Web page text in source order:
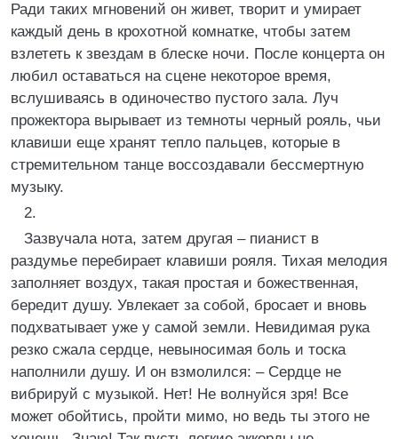
Ради таких мгновений он живет, творит и умирает
каждый день в крохотной комнатке, чтобы затем
взлететь к звездам в блеске ночи. После концерта он
любил оставаться на сцене некоторое время,
вслушиваясь в одиночество пустого зала. Луч
прожектора вырывает из темноты черный рояль, чьи
клавиши еще хранят тепло пальцев, которые в
стремительном танце воссоздавали бессмертную
музыку.
2.
Зазвучала нота, затем другая – пианист в
раздумье перебирает клавиши рояля. Тихая мелодия
заполняет воздух, такая простая и божественная,
бередит душу. Увлекает за собой, бросает и вновь
подхватывает уже у самой земли. Невидимая рука
резко сжала сердце, невыносимая боль и тоска
наполнили душу. И он взмолился: – Сердце не
вибрируй с музыкой. Нет! Не волнуйся зря! Все
может обойтись, пройти мимо, но ведь ты этого не